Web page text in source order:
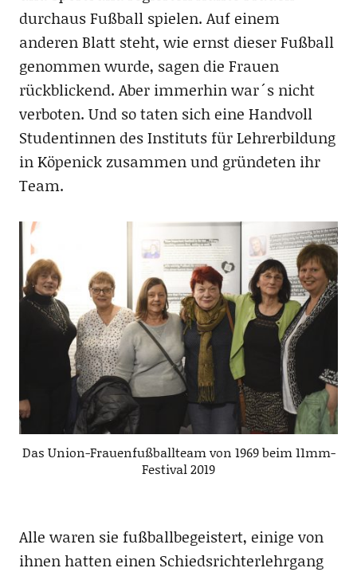
durchaus Fußball spielen. Auf einem
anderen Blatt steht, wie ernst dieser Fußball
genommen wurde, sagen die Frauen
rückblickend. Aber immerhin war´s nicht
verboten. Und so taten sich eine Handvoll
Studentinnen des Instituts für Lehrerbildung
in Köpenick zusammen und gründeten ihr
Team.
Das Union-Frauenfußballteam von 1969 beim 11mm-
Festival 2019
Alle waren sie fußballbegeistert, einige von
ihnen hatten einen Schiedsrichterlehrgang